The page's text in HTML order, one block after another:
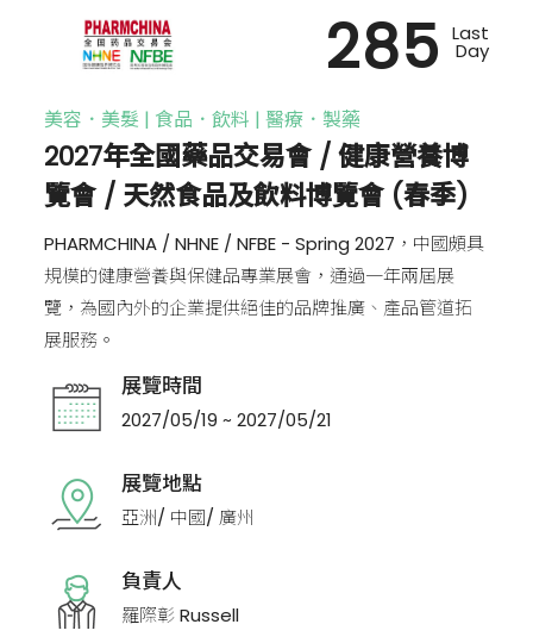
美容．美髮 | 食品．飲料 | 醫療．製藥
2027年全國藥品交易會 / 健康營養博
覽會 / 天然食品及飲料博覽會 (春季)
PHARMCHINA / NHNE / NFBE - Spring 2027，中國頗具
規模的健康營養與保健品專業展會，通過一年兩屆展
覽，為國內外的企業提供絕佳的品牌推廣、產品管道拓
展服務。
展覽時間
2027/05/19 ~ 2027/05/21
展覽地點
亞洲/ 中國/ 廣州
負責人
羅際彰 Russell
285 Last
Day